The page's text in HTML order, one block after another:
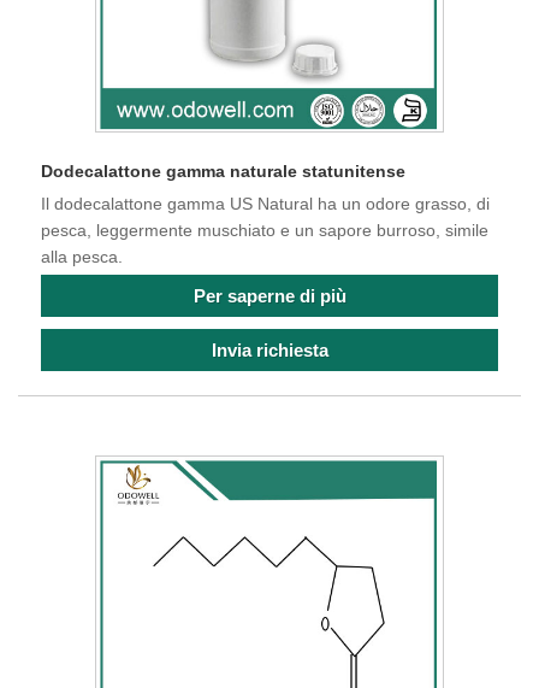
Dodecalattone gamma naturale statunitense
Il dodecalattone gamma US Natural ha un odore grasso, di
pesca, leggermente muschiato e un sapore burroso, simile
alla pesca.
Per saperne di più
Invia richiesta